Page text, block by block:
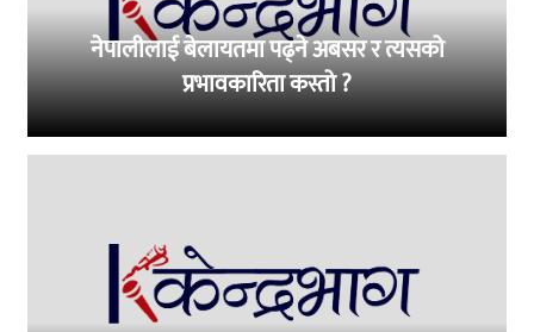
नेपालीलाई बेलायतमा पढ्ने अबसर र त्यसको
प्रभावकारिता कस्तो ?